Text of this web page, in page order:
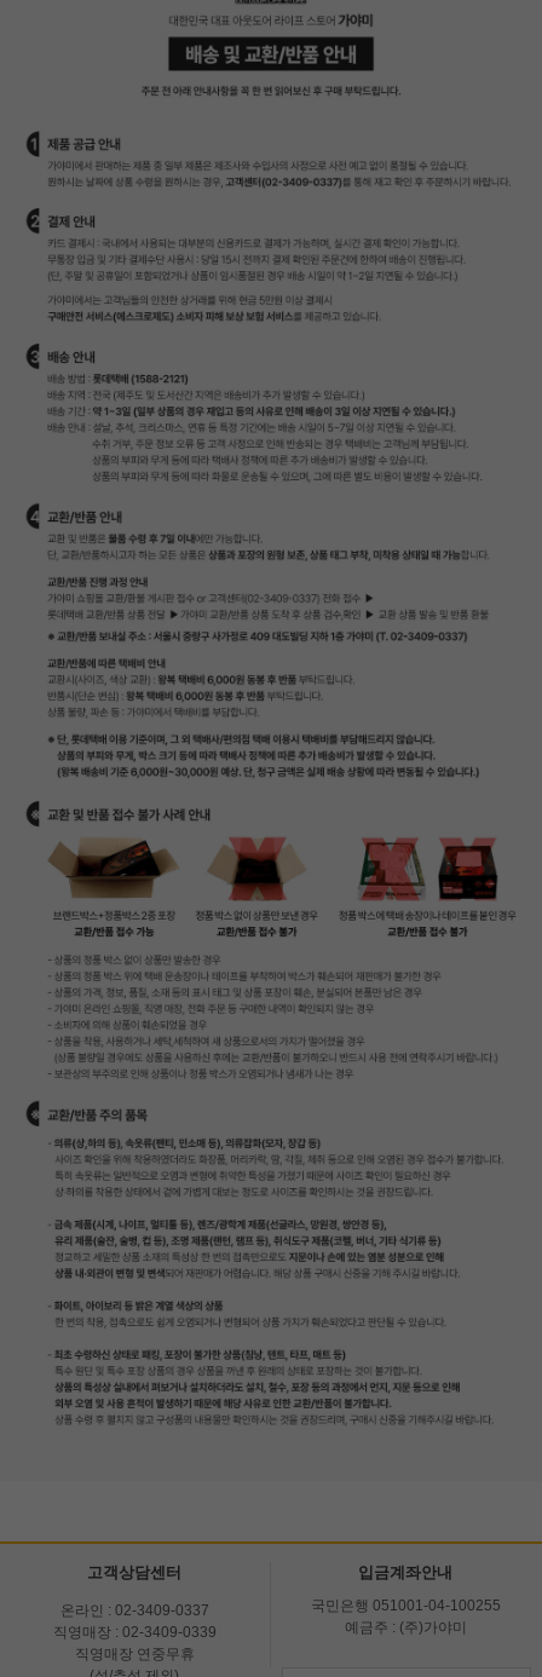
고객상담센터
온라인 : 02-3409-0337
직영매장 : 02-3409-0339
직영매장 연중무휴
입금계좌안내
국민은행 051001-04-100255
예금주 : (주)가야미